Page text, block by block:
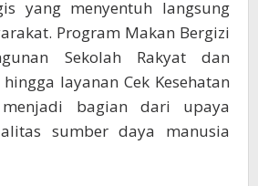
yang menyentuh langsung
Program Makan Bergizi
Sekolah Rakyat dan
layanan Cek Kesehatan
bagian dari upaya
sumber daya manusia